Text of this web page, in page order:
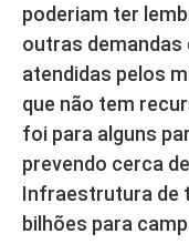
poderiam ter
outras demandas
atendidas pelos
que não tem
foi para alguns
prevendo cerca
Infraestrutura de
bilhões para